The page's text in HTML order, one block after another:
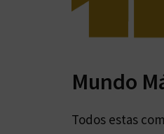
Mundo
Todos estas